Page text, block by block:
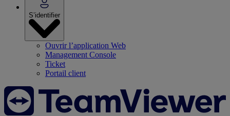
S’identifier
Ouvrir l’application Web
Management Console
Ticket
Portail client